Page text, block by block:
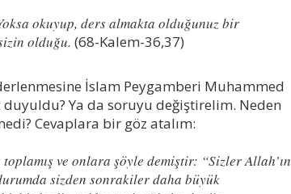
okuyup, ders almakta olduğunuz bir
olduğu. (68-Kalem-36,37)
İslam Peygamberi Muhammed
Ya da soruyu değiştirelim. Neden
Cevaplara bir göz atalım:
ve onlara şöyle demiştir: “Sizler Allah’ın
sizden sonrakiler daha büyük